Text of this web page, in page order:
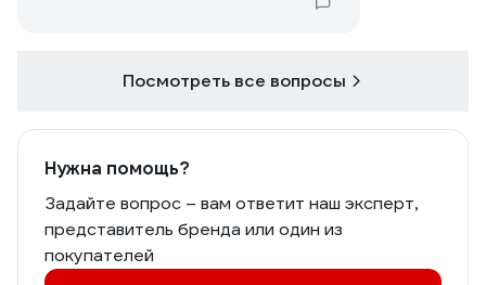
Посмотреть все вопросы
Нужна помощь?
Задайте вопрос – вам ответит наш эксперт,
представитель бренда или один из
покупателей